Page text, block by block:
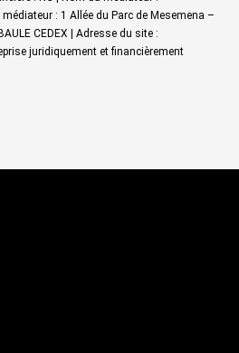
: 1 Allée du Parc de Mesemena –
CEDEX | Adresse du site :
juridiquement et financièrement